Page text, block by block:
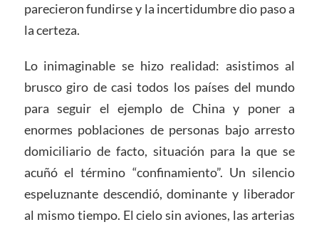
parecieron fundirse y la incertidumbre dio paso a
la certeza.
Lo inimaginable se hizo realidad: asistimos al
brusco giro de casi todos los países del mundo
para seguir el ejemplo de China y poner a
enormes poblaciones de personas bajo arresto
domiciliario de facto, situación para la que se
acuñó el término “confinamiento”. Un silencio
espeluznante descendió, dominante y liberador
al mismo tiempo. El cielo sin aviones, las arterias